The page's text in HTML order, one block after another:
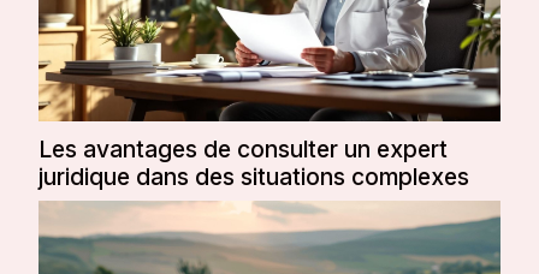
Les avantages de consulter un expert
juridique dans des situations complexes